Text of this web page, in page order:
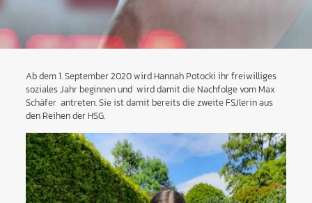
Ab dem 1. September 2020 wird Hannah Potocki ihr freiwilliges
soziales Jahr beginnen und wird damit die Nachfolge vom Max
Schäfer antreten. Sie ist damit bereits die zweite FSJlerin aus
den Reihen der HSG.